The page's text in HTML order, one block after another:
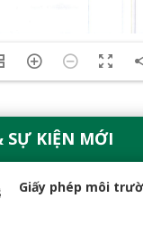
SỰ KIỆN MỚI
Giấy phép môi